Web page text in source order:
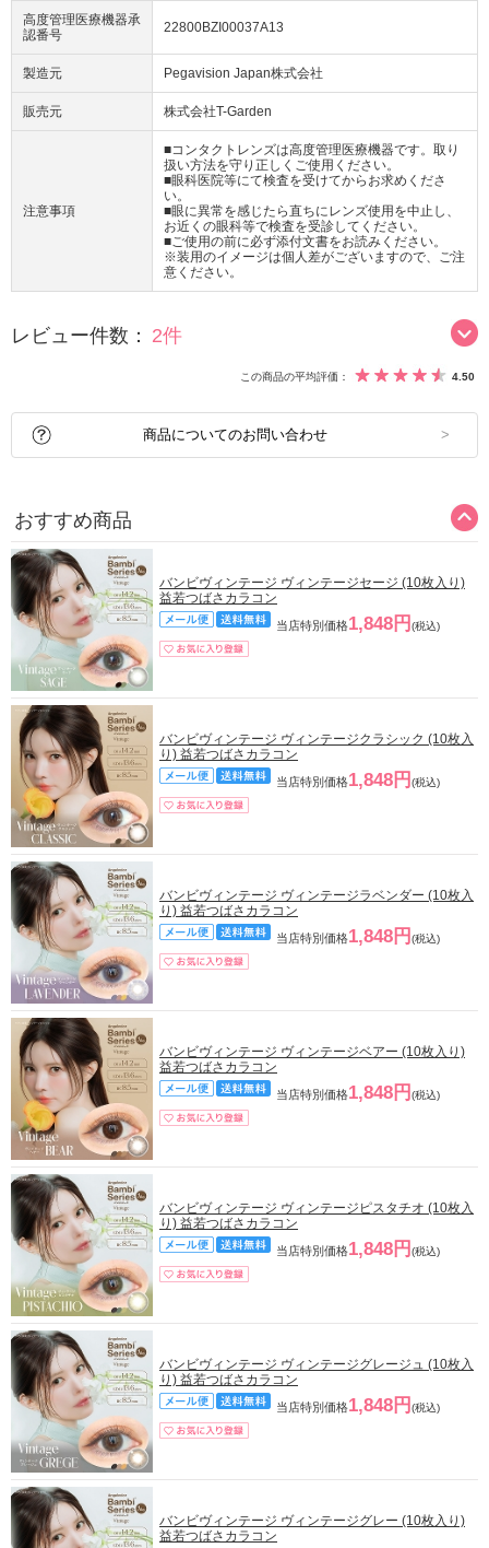
高度管理医療機器承
認番号
22800BZI00037A13
製造元 Pegavision Japan株式会社
販売元 株式会社T-Garden
注意事項
■コンタクトレンズは高度管理医療機器です。取り
扱い方法を守り正しくご使用ください。
■眼科医院等にて検査を受けてからお求めくださ
い。
■眼に異常を感じたら直ちにレンズ使用を中止し、
お近くの眼科等で検査を受診してください。
■ご使用の前に必ず添付文書をお読みください。
※装用のイメージは個人差がございますので、ご注
意ください。
レビュー件数： 2件
この商品の平均評価： 4.50
商品についてのお問い合わせ
おすすめ商品
バンビヴィンテージ ヴィンテージセージ (10枚入り)
益若つばさカラコン
当店特別価格1,848円 (税込)
バンビヴィンテージ ヴィンテージクラシック (10枚入
り) 益若つばさカラコン
当店特別価格1,848円 (税込)
バンビヴィンテージ ヴィンテージラベンダー (10枚入
り) 益若つばさカラコン
当店特別価格1,848円 (税込)
バンビヴィンテージ ヴィンテージベアー (10枚入り)
益若つばさカラコン
当店特別価格1,848円 (税込)
バンビヴィンテージ ヴィンテージピスタチオ (10枚入
り) 益若つばさカラコン
当店特別価格1,848円 (税込)
バンビヴィンテージ ヴィンテージグレージュ (10枚入
り) 益若つばさカラコン
当店特別価格1,848円 (税込)
バンビヴィンテージ ヴィンテージグレー (10枚入り)
益若つばさカラコン